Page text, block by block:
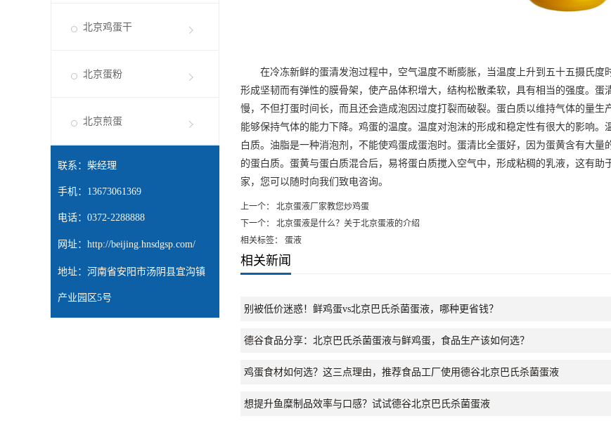
北京鸡蛋干
北京蛋粉
北京煎蛋
联系：柴经理
手机：13673061369
电话：0372-2288888
网址： http://beijing.hnsdgsp.com/
地址：河南省安阳市汤阴县宜沟镇
产业园区5号
在冷冻新鲜的蛋清发泡过程中，空气温度不断膨胀，当温度上升到五十五摄氏度
形成坚韧而有弹性的膜骨架，使产品体积增大，结构松散柔软，具有相当的强度。
慢，不但打蛋时间长，而且还会造成泡因过度打裂而破裂。蛋白质以维持气体的量
能够保持气体的能力下降。鸡蛋的温度。温度对泡沫的形成和稳定性有很大的影响
白质。油脂是一种消泡剂，不能使鸡蛋成蛋泡时。蛋清比全蛋好，因为蛋黄含有大
的蛋白质。蛋黄与蛋白质混合后，易将蛋白质搅入空气中，形成粘稠的乳液，这有助
家，您可以随时向我们致电咨询。
上一个：
北京蛋液厂家教您炒鸡蛋
下一个：
北京蛋液是什么？关于北京蛋液的介绍
相关标签： 蛋液
相关新闻
别被低价迷惑！鲜鸡蛋vs北京巴氏杀菌蛋液，哪种更省钱？
德谷食品分享：北京巴氏杀菌蛋液与鲜鸡蛋，食品生产该如何选？
鸡蛋食材如何选？这三点理由，推荐食品工厂使用德谷北京巴氏杀菌蛋液
想提升鱼糜制品效率与口感？试试德谷北京巴氏杀菌蛋液